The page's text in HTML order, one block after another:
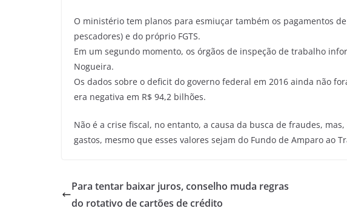
O ministério tem planos para esmiuçar também os pagamentos
pescadores) e do próprio FGTS.
Em um segundo momento, os órgãos de inspeção de trabalho
Nogueira.
Os dados sobre o deficit do governo federal em 2016 ainda não
era negativa em R$ 94,2 bilhões.
Não é a crise fiscal, no entanto, a causa da busca de fraudes,
gastos, mesmo que esses valores sejam do Fundo de Amparo ao
Para tentar baixar juros, conselho muda regras
do rotativo de cartões de crédito